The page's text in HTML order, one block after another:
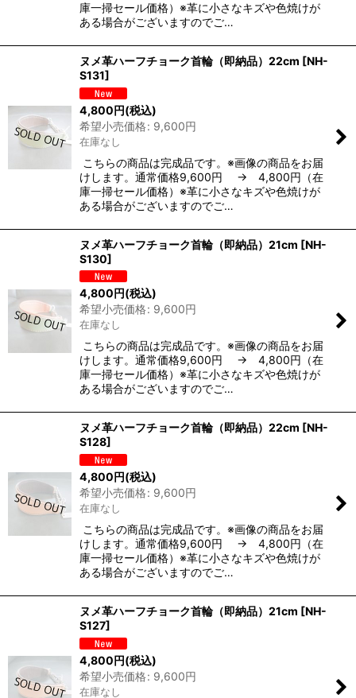
庫一掃セール価格）※革に小さなキズや色焼けが
ある場合がございますのでご…
ヌメ革ハーフチョーク首輪（即納品）22cm [NH-
S131]
4,800円(税込)
希望小売価格: 9,600円
在庫なし
こちらの商品は完成品です。※画像の商品をお届
けします。通常価格9,600円 → 4,800円（在
庫一掃セール価格）※革に小さなキズや色焼けが
ある場合がございますのでご…
ヌメ革ハーフチョーク首輪（即納品）21cm [NH-
S130]
4,800 円(税込)
希望小売価格: 9,600円
在庫なし
こちらの商品は完成品です。※画像の商品をお届
けします。通常価格9,600円 → 4,800円（在
庫一掃セール価格）※革に小さなキズや色焼けが
ある場合がございますのでご…
ヌメ革ハーフチョーク首輪（即納品）22cm [NH-
S128]
4,800円(税込)
希望小売価格: 9,600円
在庫なし
こちらの商品は完成品です。※画像の商品をお届
けします。通常価格9,600円 → 4,800円（在
庫一掃セール価格）※革に小さなキズや色焼けが
ある場合がございますのでご…
ヌメ革ハーフチョーク首輪（即納品）21cm [NH-
S127]
4,800円(税込)
希望小売価格: 9,600円
在庫なし